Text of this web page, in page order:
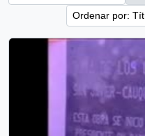
Ordenar por: